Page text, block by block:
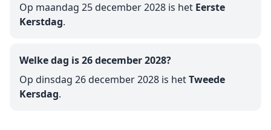
Op maandag 25 december 2028 is het Eerste
Kerstdag.
Welke dag is 26 december 2028?
Op dinsdag 26 december 2028 is hetTweede
Kersdag.